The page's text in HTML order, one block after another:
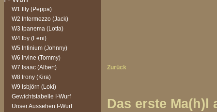
W1 Illy (Peppa)
W2 Intermezzo (Jack)
W3 Ipanema (Lotta)
W4 Iby (Leni)
W5 Infinium (Johnny)
W6 Irvine (Tommy)
W7 Isaac (Albert)
W8 Irony (Kira)
W9 Isbjörn (Loki)
Gewichtstabelle I-Wurf
Unser Aussehen I-Wurf
Zurück
Das erste Ma(h)l